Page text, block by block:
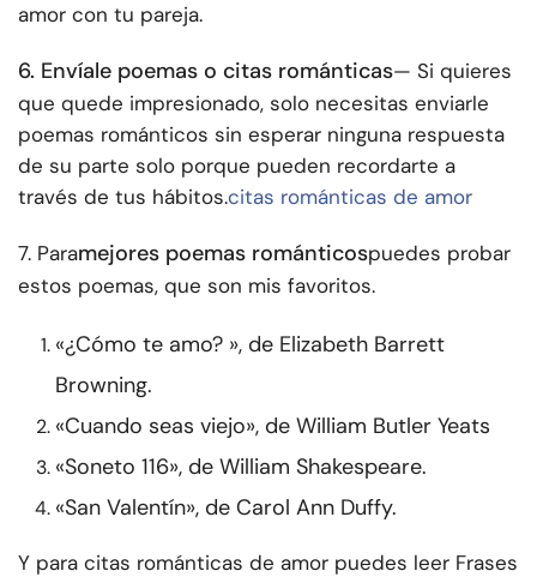
amor con tu pareja.
6. Envíale poemas o citas románticas— Si quieres
que quede impresionado, solo necesitas enviarle
poemas románticos sin esperar ninguna respuesta
de su parte solo porque pueden recordarte a
través de tus hábitos.citas románticas de amor
7. Paramejores poemas románticospuedes probar
estos poemas, que son mis favoritos.
«¿Cómo te amo? », de Elizabeth Barrett
Browning.
«Cuando seas viejo», de William Butler Yeats
«Soneto 116», de William Shakespeare.
«San Valentín», de Carol Ann Duffy.
Y para citas románticas de amor puedes leer Frases